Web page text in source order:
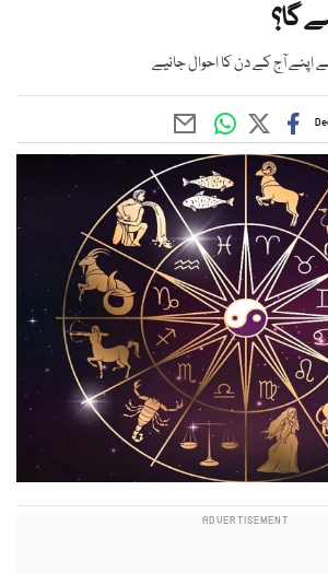
گا؟
آج کے دن کا احوال جانیے